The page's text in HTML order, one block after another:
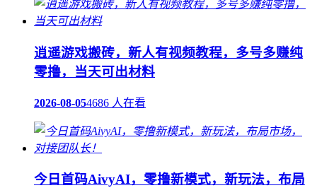
逍遥游戏搬砖，新人有视频教程，多号多赚纯
零撸，当天可出材料
2026-08-054686 人在看
今日首码AivyAI，零撸新模式，新玩法，布局